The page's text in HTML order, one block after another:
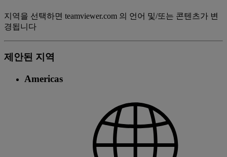
지역을 선택하면 teamviewer.com 의 언어 및/또는 콘텐츠가 변
경됩니다
제안된 지역
Americas